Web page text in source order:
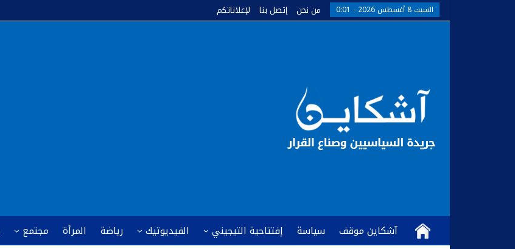
السبت 8 أغسطس 2026 - 0:01 من نحن إتصل بنا لإعلاناتكم
آشكاين موقف سياسة إفتتاحية التيجيني الفيديوتيك رياضة المرأة مجتمع